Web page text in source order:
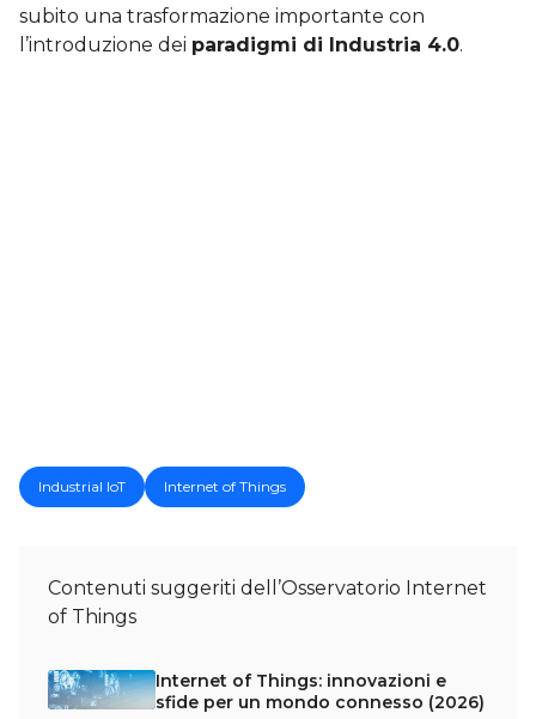
subito una trasformazione importante con
l’introduzione dei paradigmi di Industria 4.0.
Industrial IoT Internet of Things
Contenuti suggeriti dell’Osservatorio Internet
of Things
Internet of Things: innovazioni e
sfide per un mondo connesso (2026)